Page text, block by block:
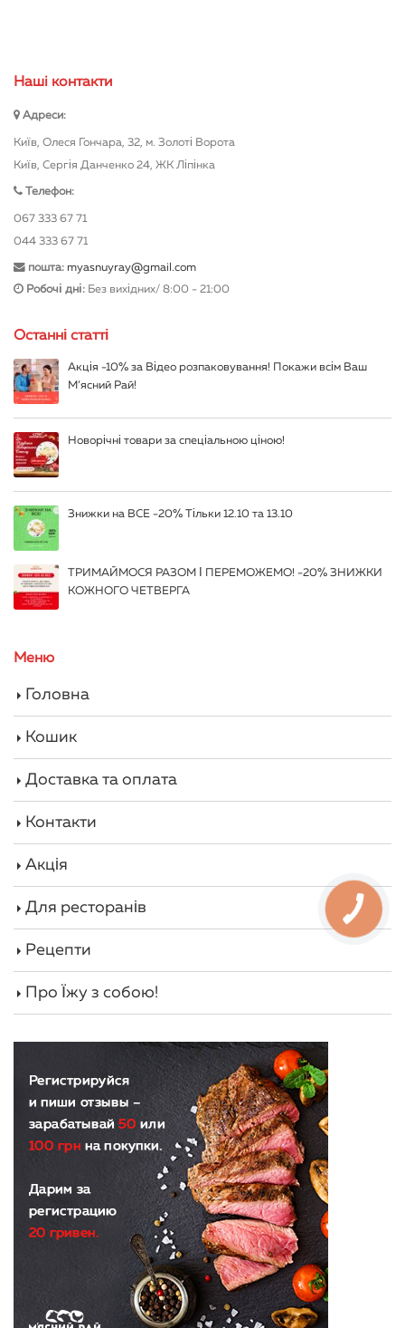
Нашi контакти
Адреси:
Київ, Олеся Гончара, 32, м. Золоті Ворота
Київ, Сергія Данченко 24, ЖК Ліпінка
Телефон:
067 333 67 71
044 333 67 71
пошта: myasnuyray@gmail.com
Робочі дні: Без вихідних/ 8:00 - 21:00
Останні статті
Акція -10% за Відео розпаковування! Покажи всім Ваш
М’ясний Рай!
Новорічні товари за спеціальною ціною!
Знижки на ВСЕ -20% Тільки 12.10 та 13.10
ТРИМАЙМОСЯ РАЗОМ І ПЕРЕМОЖЕМО! -20% ЗНИЖКИ
КОЖНОГО ЧЕТВЕРГА
Меню
Головна
Кошик
Доставка та оплата
Контакти
Акція
Для ресторанів
Рецепти
Про Їжу з собою!